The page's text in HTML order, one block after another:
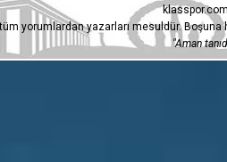
yorumlardan yazarları mesuldür.
"Aman